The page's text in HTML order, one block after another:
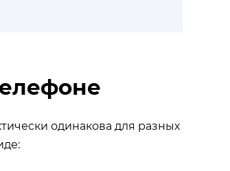
одинакова для разных